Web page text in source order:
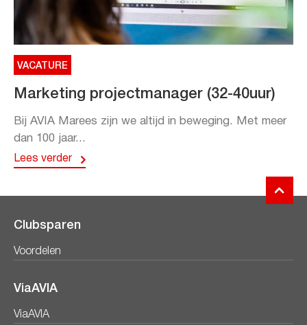
VACATURE
Marketing projectmanager (32-40uur)
Bij AVIA Marees zijn we altijd in beweging. Met meer
dan 100 jaar...
Lees verder
Clubsparen
Voordelen
ViaAVIA
ViaAVIA